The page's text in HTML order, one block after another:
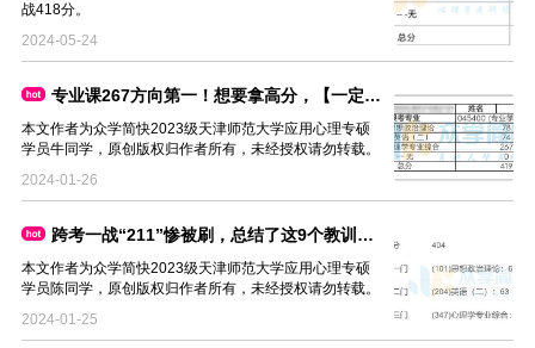
战418分。
2024-05-24
专业课267方向第一！想要拿高分，【一定要做】这几件事
本文作者为众学简快2023级天津师范大学应用心理专硕
学员牛同学，原创版权归作者所有，未经授权请勿转载。
2024-01-26
跨考一战“211”惨被刷，总结了这9个教训后，二战专业课274分逆袭
本文作者为众学简快2023级天津师范大学应用心理专硕
学员陈同学，原创版权归作者所有，未经授权请勿转载。
2024-01-25